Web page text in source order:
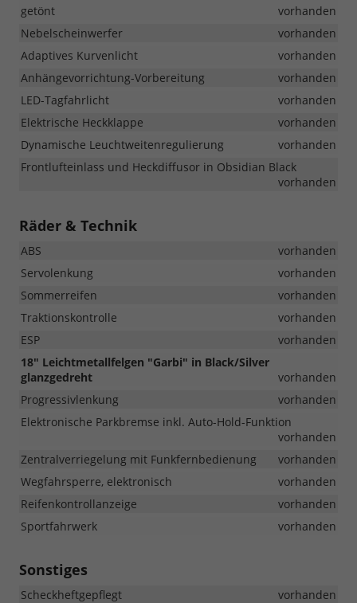
getönt
vorhanden
Nebelscheinwerfer
vorhanden
Adaptives Kurvenlicht
vorhanden
Anhängevorrichtung-Vorbereitung
vorhanden
LED-Tagfahrlicht
vorhanden
Elektrische Heckklappe
vorhanden
Dynamische Leuchtweitenregulierung
vorhanden
Frontlufteinlass und Heckdiffusor in Obsidian Black
vorhanden
Räder & Technik
ABS
vorhanden
Servolenkung
vorhanden
Sommerreifen
vorhanden
Traktionskontrolle
vorhanden
ESP
vorhanden
18" Leichtmetallfelgen "Garbi" in Black/Silver
glanzgedreht
vorhanden
Progressivlenkung
vorhanden
Elektronische Parkbremse inkl. Auto-Hold-Funktion
vorhanden
Zentralverriegelung mit Funkfernbedienung
vorhanden
Wegfahrsperre, elektronisch
vorhanden
Reifenkontrollanzeige
vorhanden
Sportfahrwerk
vorhanden
Sonstiges
Scheckheftgepflegt
vorhanden